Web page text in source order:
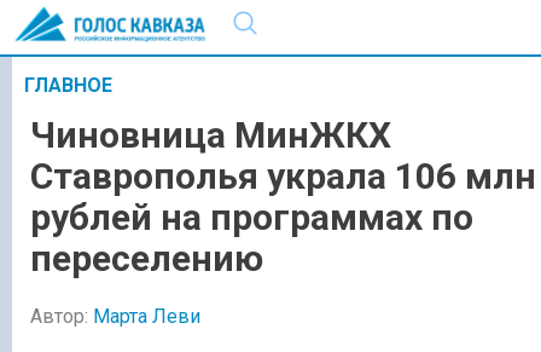
ГЛАВНОЕ
Чиновница МинЖКХ
Ставрополья украла 106 млн
рублей на программах по
переселению
Автор: Марта Леви